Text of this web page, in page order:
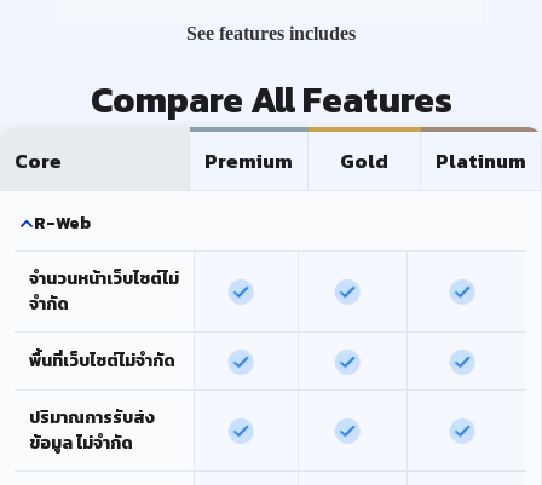
See features includes
Compare All Features
Core Premium Gold Platinum
R-Web
จำนวนหน้าเว็บไซต์ไม่
จำกัด
พื้นที่เว็บไซต์ไม่จำกัด
ปริมาณการรับส่ง
ข้อมูล ไม่จำกัด